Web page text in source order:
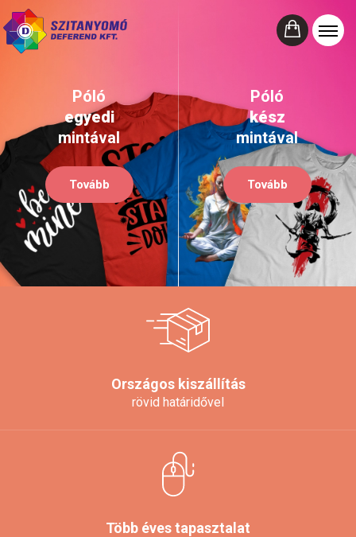
Póló
egyedi
mintával
Tovább
Póló
kész
mintával
Tovább
Országos kiszállítás
rövid határidővel
Több éves tapasztalat